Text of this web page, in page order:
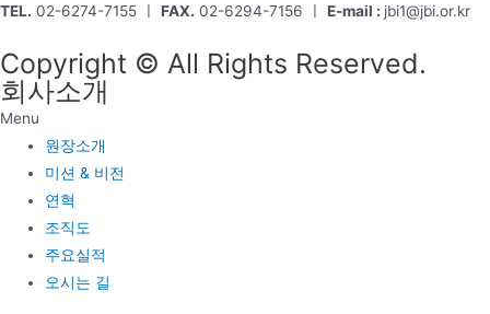
TEL. 02-6274-7155 ㅣ FAX. 02-6294-7156 ㅣ E-mail : jbi1@jbi.or.kr
Copyright © All Rights Reserved.
회사소개
Menu
원장소개
미션 & 비전
연혁
조직도
주요실적
오시는 길